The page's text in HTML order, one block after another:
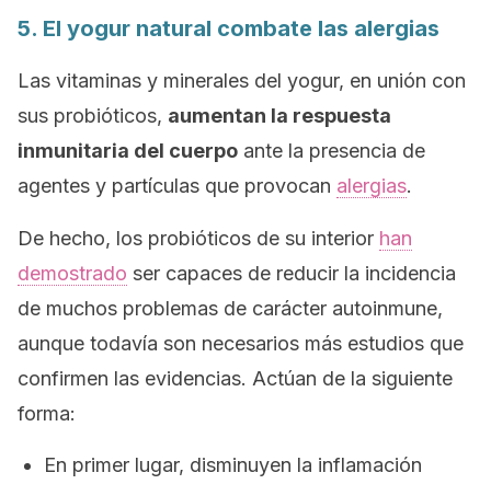
5. El yogur natural combate las alergias
Las vitaminas y minerales del yogur, en unión con
sus probióticos, aumentan la respuesta
inmunitaria del cuerpo ante la presencia de
agentes y partículas que provocan alergias.
De hecho, los probióticos de su interior han
demostrado ser capaces de reducir la incidencia
de muchos problemas de carácter autoinmune,
aunque todavía son necesarios más estudios que
confirmen las evidencias. Actúan de la siguiente
forma:
En primer lugar, disminuyen la inflamación